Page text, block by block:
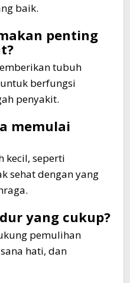
baik.
penting
tubuh
berfungsi
penyakit.
memulai
kecil, seperti
sehat dengan yang
yang cukup?
pemulihan
hati, dan